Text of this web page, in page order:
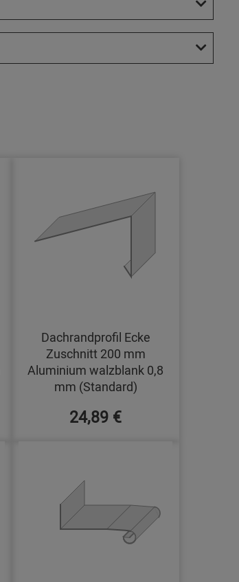
Dachrandprofil Ecke
Zuschnitt 200 mm
Aluminium walzblank 0,8
mm (Standard)
24,89 €